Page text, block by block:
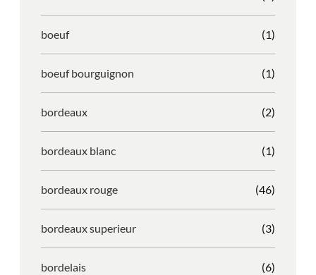
boeuf (1)
boeuf bourguignon (1)
bordeaux (2)
bordeaux blanc (1)
bordeaux rouge (46)
bordeaux superieur (3)
bordelais (6)